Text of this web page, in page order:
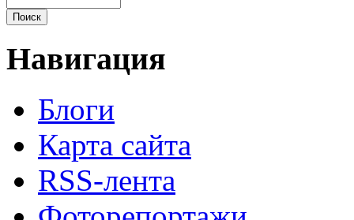
Навигация
Блоги
Карта сайта
RSS-лента